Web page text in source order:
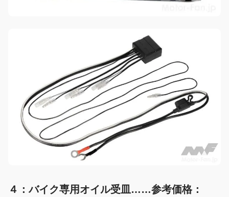
４：バイク専用オイル受皿……参考価格：